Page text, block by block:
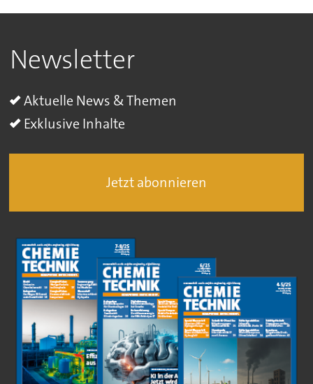
Newsletter
Aktuelle News & Themen
Exklusive Inhalte
Jetzt abonnieren